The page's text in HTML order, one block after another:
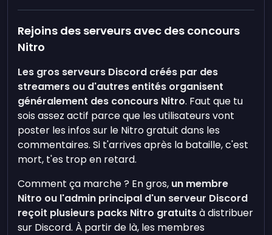
Rejoins des serveurs avec des concours
Nitro
Les gros serveurs Discord créés par des
streamers ou d'autres entités organisent
généralement des concours Nitro. Faut que tu
sois assez actif parce que les utilisateurs vont
poster les infos sur le Nitro gratuit dans les
commentaires. Si t'arrives après la bataille, c'est
mort, t'es trop en retard.
Comment ça marche ? En gros, un membre
Nitro ou l'admin principal d'un serveur Discord
reçoit plusieurs packs Nitro gratuitsà distribuer
sur Discord. À partir de là, les membres